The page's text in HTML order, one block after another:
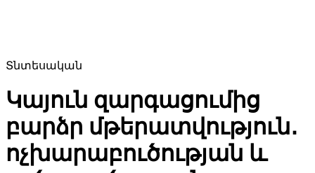
Տնտեսական
Կայուն զարգացումից
բարձր մթերատվություն․
ոչխարաբուծության և